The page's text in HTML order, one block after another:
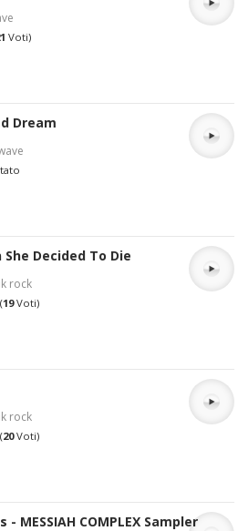
Voti)
Dream
Decided To Die
rock
19Voti)
rock
20Voti)
MESSIAH COMPLEX Sampler